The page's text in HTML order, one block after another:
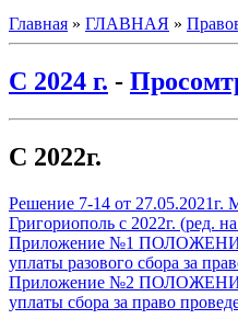
Главная » ГЛАВНАЯ »
C 2024 г. -
С 2022г.
Решение 7-14 от 27.05.2021г.
Григориополь с 2022г. (ред.
Приложение №1 ПОЛОЖЕНИЕ
уплаты разового сбора за
Приложение №2 ПОЛОЖЕНИЕ
уплаты сбора за право